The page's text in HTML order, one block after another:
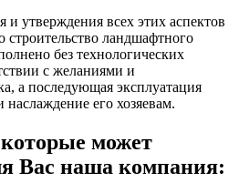
и утверждения всех этих аспектов
ландшафтного
без технологических
с желаниями и
а последующая эксплуатация
наслаждение его хозяевам.
может
Вас наша компания: